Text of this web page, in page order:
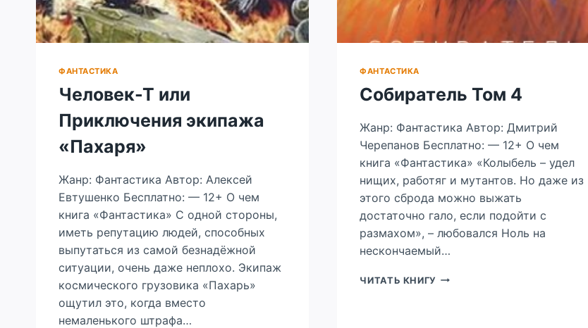
ФАНТАСТИКА
Человек-Т или
Приключения экипажа
«Пахаря»
Жанр: Фантастика Автор: Алексей
Евтушенко Бесплатно: — 12+ О чем
книга «Фантастика» С одной стороны,
иметь репутацию людей, способных
выпутаться из самой безнадёжной
ситуации, очень даже неплохо. Экипаж
космического грузовика «Пахарь»
ощутил это, когда вместо
немаленького штрафа…
ФАНТАСТИКА
Собиратель Том 4
Жанр: Фантастика Автор: Дмитрий
Черепанов Бесплатно: — 12+ О чем
книга «Фантастика» «Колыбель – удел
нищих, работяг и мутантов. Но даже из
этого сброда можно выжать
достаточно гало, если подойти с
размахом», – любовался Ноль на
нескончаемый…
ЧИТАТЬ КНИГУ СОБИРАТЕЛЬ